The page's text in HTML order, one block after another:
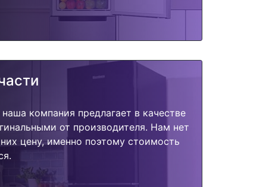
компания предлагает в качестве
от производителя. Нам нет
цену, именно поэтому стоимость